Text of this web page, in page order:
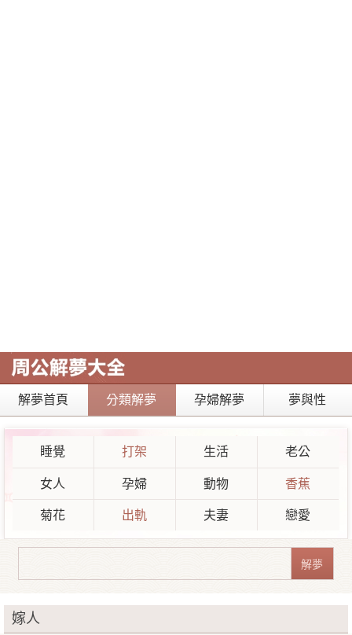
解夢首頁 分類解夢 孕婦解夢 夢與性
睡覺 打架 生活 老公
女人 孕婦 動物 香蕉
菊花 出軌 夫妻 戀愛
嫁人